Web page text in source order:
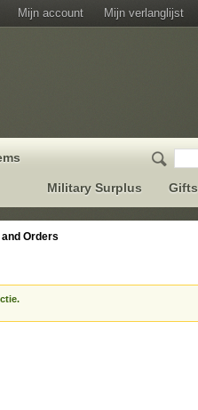
Mijn account Mijn verlanglijst
Military Surplus Gifts
Orders